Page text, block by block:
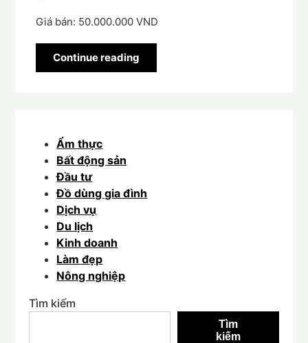
Giá bán: 50.000.000 VND
Continue reading
Ẩm thực
Bất động sản
Đầu tư
Đồ dùng gia đình
Dịch vụ
Du lịch
Kinh doanh
Làm đẹp
Nông nghiệp
Tìm kiếm
Tìm
kiếm